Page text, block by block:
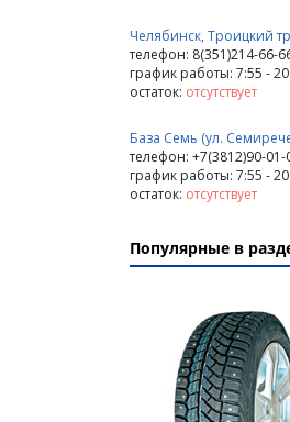
Челябинск, Троицкий
телефон: 8(351)214-66-
график работы: 7:55 -
остаток: отсутствует
База Семь (ул.
телефон: +7(3812)90-01-
график работы: 7:55 -
остаток: отсутствует
Популярные в